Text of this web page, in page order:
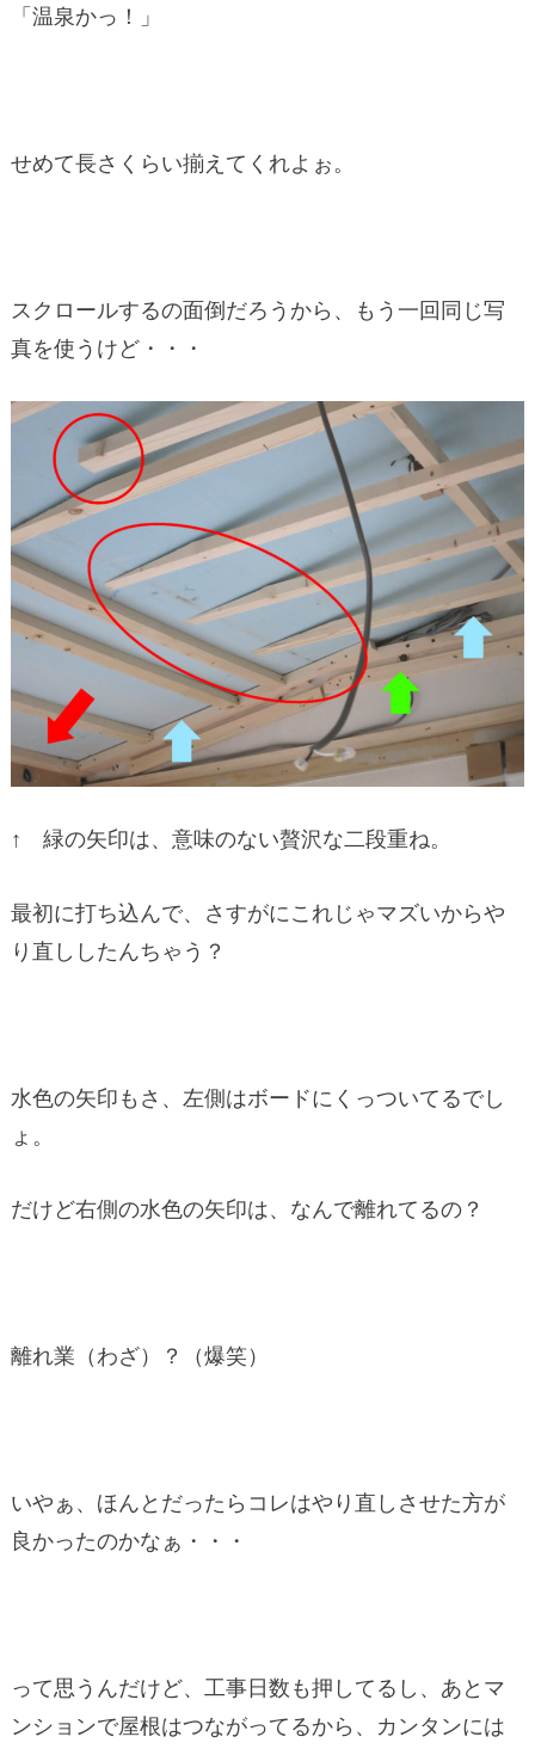
「温泉かっ！」
せめて長さくらい揃えてくれよぉ。
スクロールするの面倒だろうから、もう一回同じ写
真を使うけど・・・
↑ 緑の矢印は、意味のない贅沢な二段重ね。
最初に打ち込んで、さすがにこれじゃマズいからや
り直ししたんちゃう？
水色の矢印もさ、左側はボードにくっついてるでし
ょ。
だけど右側の水色の矢印は、なんで離れてるの？
離れ業（わざ）？（爆笑）
いやぁ、ほんとだったらコレはやり直しさせた方が
良かったのかなぁ・・・
って思うんだけど、工事日数も押してるし、あとマ
ンションで屋根はつながってるから、カンタンには